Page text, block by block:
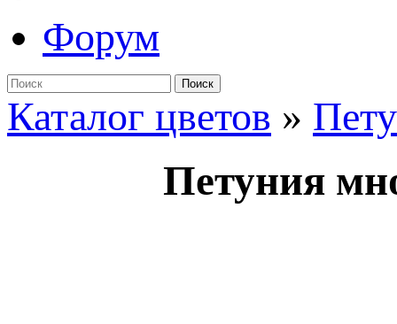
Форум
Поиск
Каталог цветов »
Петуния